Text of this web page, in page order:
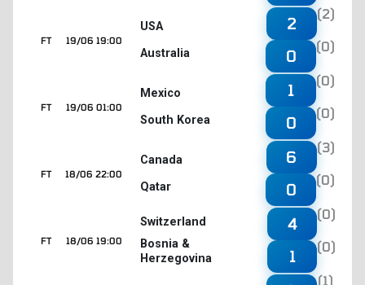
19/06 19:00
FT
USA
Australia
2
(2)
0
(0)
19/06 01:00
FT
Mexico
South Korea
1
(0)
0
(0)
18/06 22:00
FT
Canada
Qatar
6
(3)
0
(0)
18/06 19:00
FT
Switzerland
Bosnia &
Herzegovina
4
(0)
1
(0)
(1)